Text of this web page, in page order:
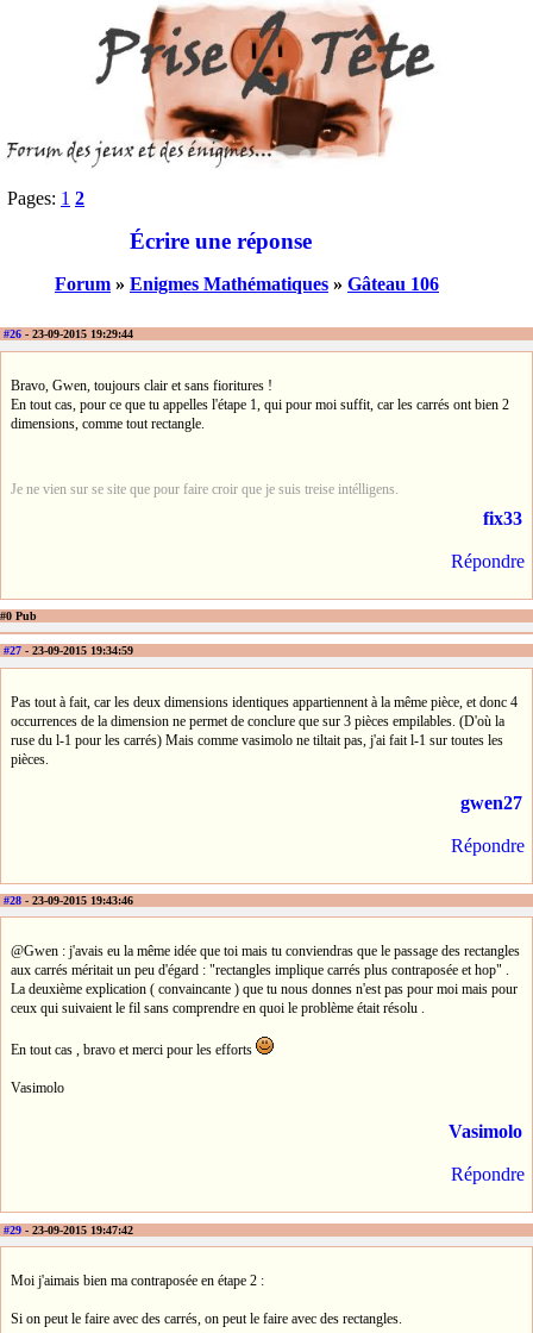
Pages: 1 2
Écrire une réponse
Forum » Enigmes Mathématiques » Gâteau 106
#26 - 23-09-2015 19:29:44
Bravo, Gwen, toujours clair et sans fioritures !
En tout cas, pour ce que tu appelles l'étape 1, qui pour moi suffit, car les carrés ont bien 2
dimensions, comme tout rectangle.
Je ne vien sur se site que pour faire croir que je suis treise intélligens.
fix33
Répondre
#0 Pub
#27 - 23-09-2015 19:34:59
Pas tout à fait, car les deux dimensions identiques appartiennent à la même pièce, et donc 4
occurrences de la dimension ne permet de conclure que sur 3 pièces empilables. (D'où la
ruse du l-1 pour les carrés) Mais comme vasimolo ne tiltait pas, j'ai fait l-1 sur toutes les
pièces.
gwen27
Répondre
#28 - 23-09-2015 19:43:46
@Gwen : j'avais eu la même idée que toi mais tu conviendras que le passage des rectangles
aux carrés méritait un peu d'égard : "rectangles implique carrés plus contraposée et hop" .
La deuxième explication ( convaincante ) que tu nous donnes n'est pas pour moi mais pour
ceux qui suivaient le fil sans comprendre en quoi le problème était résolu .
En tout cas , bravo et merci pour les efforts
Vasimolo
Vasimolo
Répondre
#29 - 23-09-2015 19:47:42
Moi j'aimais bien ma contraposée en étape 2 :
Si on peut le faire avec des carrés, on peut le faire avec des rectangles.